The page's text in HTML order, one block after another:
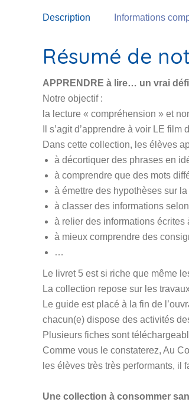
Description Informations
Résumé de
APPRENDRE à lire… un vrai
Notre objectif :
la lecture « compréhension » et
Il s’agit d’apprendre à voir LE film
Dans cette collection, les élèves
à décortiquer des phrases en
à comprendre que des mots
à émettre des hypothèses sur
à classer des informations
à relier des informations écrites
à mieux comprendre des
…
Le livret 5 est si riche que même
La collection repose sur les
Le guide est placé à la fin de
chacun(e) dispose des activités
Plusieurs fiches sont
Comme vous le constaterez, Au
les élèves très très performants, il
Une collection à consommer